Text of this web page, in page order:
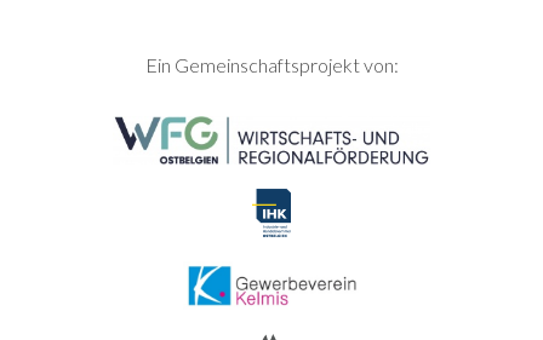
SEITENFUSSEin Gemeinschaftsprojekt von: